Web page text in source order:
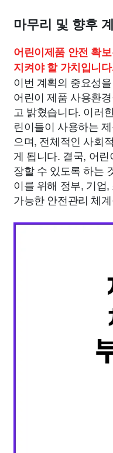
마무리 및 향후
어린이제품 안전 확
지켜야 할 가치입니
이번 계획의 중요성
어린이 제품 사용환
고 밝혔습니다. 이러
린이들이 사용하는
으며, 전체적인 사회
게 됩니다. 결국, 어
장할 수 있도록 하는
이를 위해 정부, 기업
가능한 안전관리 체